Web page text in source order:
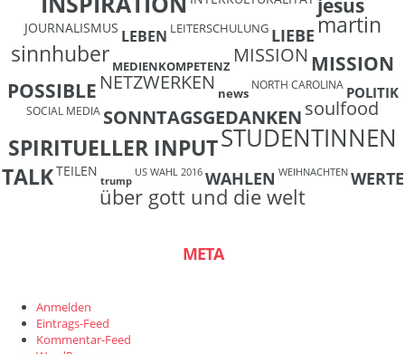
JOURNALISMUS LEBEN LEITERSCHULUNG LIEBEmartin
sinnhuber MEDIENKOMPETENZ MISSION MISSION
POSSIBLE NETZWERKEN news
NORTH CAROLINA POLITIK
SOCIAL MEDIA SONNTAGSGEDANKENsoulfood
SPIRITUELLER INPUTSTUDENTINNEN
TALKTEILEN
trump
US WAHL 2016 WAHLEN WEIHNACHTEN WERTE
über gott und die welt
META
Anmelden
Eintrags-Feed
Kommentar-Feed